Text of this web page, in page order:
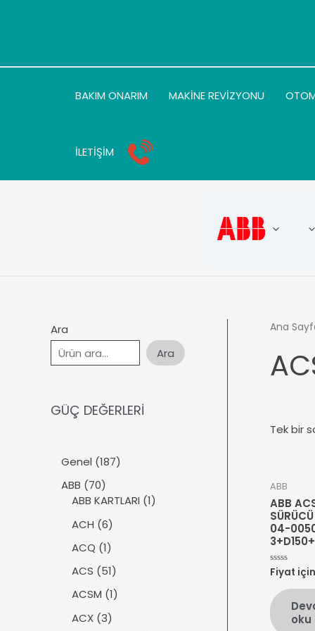
BAKIM ONARIM MAKİNE REVİZYONU
İLETİŞİM
Ara
Ara
GÜÇ DEĞERLERİ
Genel 1871
ü
ABB 707
0
ü
r
ü
n
ABB KARTLARI 11
ACH 66
ü
r
ü
n
ACQ 11
ü
r
ü
ACS 515
1
ü
ACSM 11
ACX 33
Ana
Tek bir
ABB
ABB
04-
5
üzerinden
oy
aldı
Fiyat için
oku